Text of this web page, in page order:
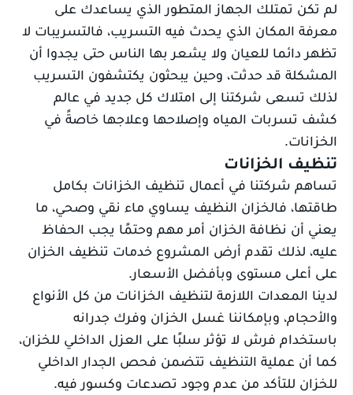
لم تكن تمتلك الجهاز المتطور الذي يساعدك على
معرفة المكان الذي يحدث فيه التسريب، فالتسريبات لا
تظهر دائما للعيان ولا يشعر بها الناس حتى يجدوا أن
المشكلة قد حدثت، وحين يبحثون يكتشفون التسريب
لذلك تسعى شركتنا إلى امتلاك كل جديد في عالم
كشف تسربات المياه وإصلاحها وعلاجها خاصةً في
الخزانات.
تنظيف الخزانات
تساهم شركتنا في أعمال تنظيف الخزانات بكامل
طاقتها، فالخزان النظيف يساوي ماء نقي وصحي، ما
يعني أن نظافة الخزان أمر مهم وحتمًا يجب الحفاظ
عليه، لذلك تقدم أرض المشروع خدمات تنظيف الخزان
على أعلى مستوى وبأفضل الأسعار.
لدينا المعدات اللازمة لتنظيف الخزانات من كل الأنواع
والأحجام، وبإمكاننا غسل الخزان وفرك جدرانه
باستخدام فرش لا تؤثر سلبًا على العزل الداخلي للخزان،
كما أن عملية التنظيف تتضمن فحص الجدار الداخلي
للخزان للتأكد من عدم وجود تصدعات وكسور فيه.